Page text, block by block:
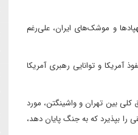
و موشک‌های ایران، علی‌رغم
آمریکا و توانایی رهبری آمریکا
بین تهران و واشینگتن، مورد
را بپذیرد که به جنگ پایان دهد،